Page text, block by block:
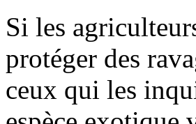
Si les
protéger des
ceux qui les